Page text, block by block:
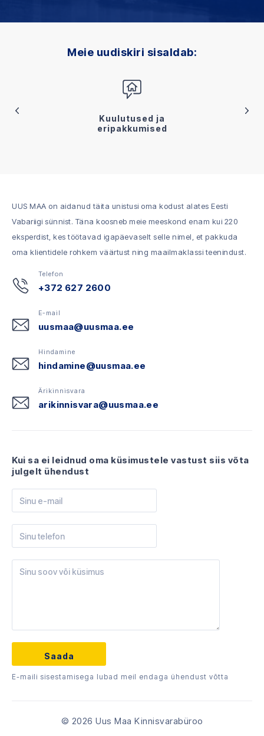
Meie uudiskiri sisaldab:
Kuulutused ja
eripakkumised
UUS MAA on aidanud täita unistusi oma kodust alates Eesti
Vabariigi sünnist. Täna koosneb meie meeskond enam kui 220
eksperdist, kes töötavad igapäevaselt selle nimel, et pakkuda
oma klientidele rohkem väärtust ning maailmaklassi teenindust.
Telefon
+372 627 2600
E-mail
uusmaa@uusmaa.ee
Hindamine
hindamine@uusmaa.ee
Ärikinnisvara
arikinnisvara@uusmaa.ee
Kui sa ei leidnud oma küsimustele vastust siis võta
julgelt ühendust
E-maili sisestamisega lubad meil endaga ühendust võtta
© 2026 Uus Maa Kinnisvarabüroo